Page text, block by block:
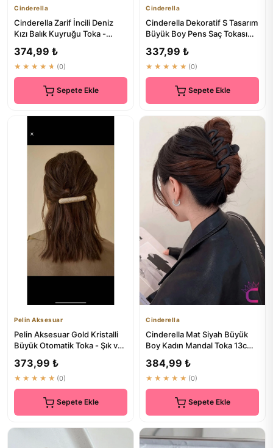
Cinderella
Cinderella Zarif İncili Deniz
Kızı Balık Kuyruğu Toka -
374,99 ₺
★★★★★ (0)
Sepete Ekle
Cinderella
Cinderella Dekoratif S Tasarım
Büyük Boy Pens Saç Tokası
337,99 ₺
★★★★★ (0)
Sepete Ekle
Pelin Aksesuar
Pelin Aksesuar Gold Kristalli
Büyük Otomatik Toka - Şık ve
373,99 ₺
★★★★★ (0)
Sepete Ekle
Cinderella
Cinderella Mat Siyah Büyük
Boy Kadın Mandal Toka 13cm -
384,99 ₺
★★★★★ (0)
Sepete Ekle